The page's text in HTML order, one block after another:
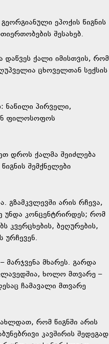
ეპოქის წიგნის
შესახებ.
დაწვეს ქალი იმისთვის, რომ
ცხოველთან სექსის
ნაწილი პირველი,
ფილოსოფოს
დროს ქალმა შეიძლება
შემქნელები
გზამკვლევში არის რჩევა,
უნდა კონცენტრირდეს; რომ
კვერცხების, ბეღურების,
ურჩევენ.
მარჯვენა მხარეს. გარდა
ხოლო მთვარე –
ჩამავალი მთვარე
რომ წიგნში არის
კავშირის შედეგად